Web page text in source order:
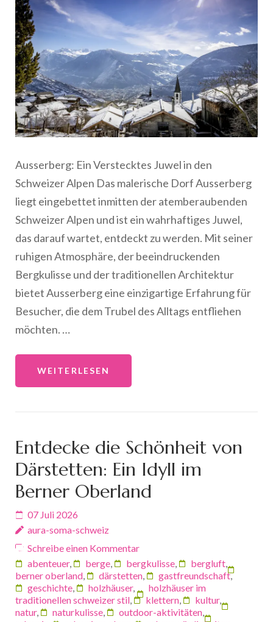
Ausserberg: Ein Verstecktes Juwel in den
Schweizer Alpen Das malerische Dorf Ausserberg
liegt eingebettet inmitten der atemberaubenden
Schweizer Alpen und ist ein wahrhaftiges Juwel,
das darauf wartet, entdeckt zu werden. Mit seiner
ruhigen Atmosphäre, der beeindruckenden
Bergkulisse und der traditionellen Architektur
bietet Ausserberg eine einzigartige Erfahrung für
Besucher, die dem Trubel des Alltags entfliehen
möchten. …
WEITERLESEN
Entdecke die Schönheit von
Därstetten: Ein Idyll im
Berner Oberland
07 Juli 2026
aura-soma-schweiz
Schreibe einen Kommentar
abenteuer, berge, bergkulisse, bergluft,
berner oberland, därstetten, gastfreundschaft,
geschichte, holzhäuser,
holzhäuser im
traditionellen schweizer stil, klettern, kultur,
natur, naturkulisse, outdoor-aktivitäten,